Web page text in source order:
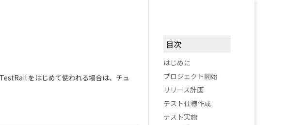
をはじめて使われる場合は、チュ
目次
はじめに
プロジェクト開始
リリース計画
テスト仕様作成
テスト実施